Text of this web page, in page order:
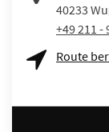
40233
+49 211 -
Route